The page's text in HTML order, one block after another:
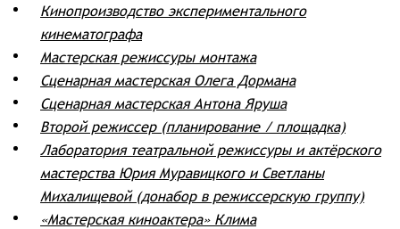
Кинопроизводство экспериментального
кинематографа
Мастерская режиссуры монтажа
Сценарная мастерская Олега Дормана
Сценарная мастерская Антона Яруша
Второй режиссер (планирование / площадка)
Лаборатория театральной режиссуры и актёрского
мастерства Юрия Муравицкого и Светланы
Михалищевой (донабор в режиссерскую группу)
«Мастерская киноактера» Клима